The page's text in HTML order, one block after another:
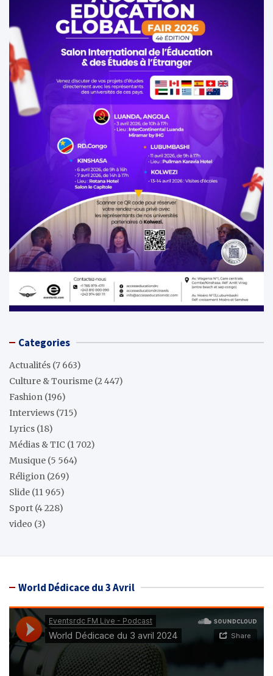
Categories
Actualités (7 663)
Culture & Tourisme (2 447)
Fashion (196)
Interviews (715)
Lyrics (18)
Médias & TIC (1 702)
Musique (5 564)
Réligion (269)
Slide (11 965)
Sport (4 228)
video (3)
World Dédicace du 3 Avril